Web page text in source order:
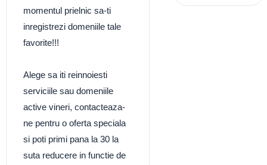
momentul prielnic sa-ti
inregistrezi domeniile tale
favorite!!!
Alege sa iti reinnoiesti
serviciile sau domeniile
active vineri, contacteaza-
ne pentru o oferta speciala
si poti primi pana la 30 la
suta reducere in functie de